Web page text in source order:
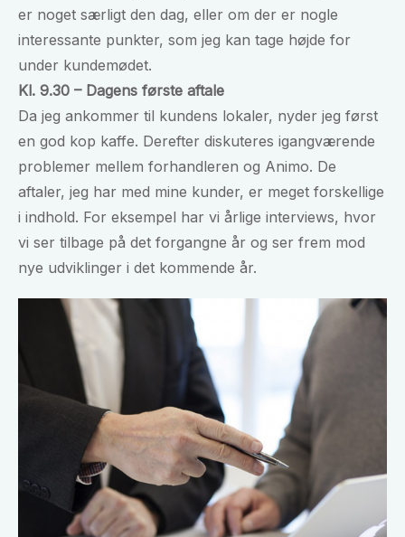
er noget særligt den dag, eller om der er nogle
interessante punkter, som jeg kan tage højde for
under kundemødet.
Kl. 9.30 – Dagens første aftale
Da jeg ankommer til kundens lokaler, nyder jeg først
en god kop kaffe. Derefter diskuteres igangværende
problemer mellem forhandleren og Animo. De
aftaler, jeg har med mine kunder, er meget forskellige
i indhold. For eksempel har vi årlige interviews, hvor
vi ser tilbage på det forgangne år og ser frem mod
nye udviklinger i det kommende år.